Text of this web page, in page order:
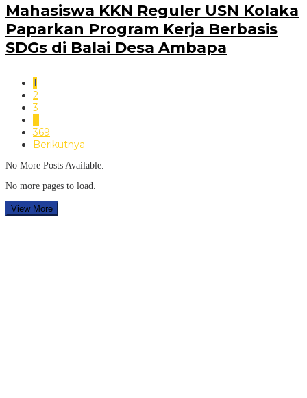
Mahasiswa KKN Reguler USN Kolaka
Paparkan Program Kerja Berbasis
SDGs di Balai Desa Ambapa
1
2
3
…
369
Berikutnya
No More Posts Available.
No more pages to load.
View More